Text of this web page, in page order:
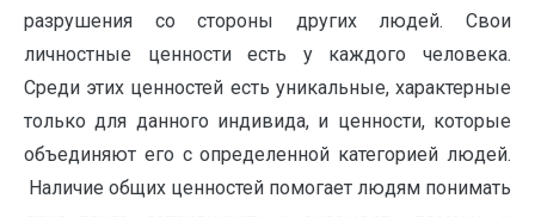
разрушения со стороны других людей. Свои
личностные ценности есть у каждого человека.
Среди этих ценностей есть уникальные, характерные
только для данного индивида, и ценности, которые
объединяют его с определенной категорией людей.
Наличие общих ценностей помогает людям понимать